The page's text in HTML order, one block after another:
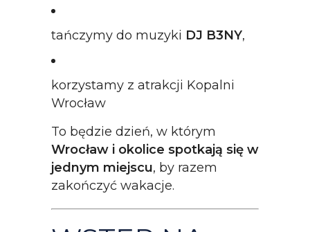
tańczymy do muzyki DJ B3NY,
korzystamy z atrakcji Kopalni
Wrocław
To będzie dzień, w którym
Wrocław i okolice spotkają się w
jednym miejscu, by razem
zakończyć wakacje.